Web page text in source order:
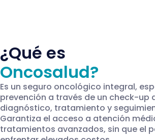
¿Qué es
Oncosalud?
Es un seguro oncológico integral,
prevención a través de un check-up
diagnóstico, tratamiento y
Garantiza el acceso a atención
tratamientos avanzados, sin que el